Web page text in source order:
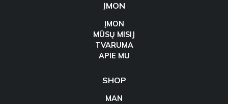
ĮMON
ĮMON
MŪSŲ MISIJ
TVARUMA
APIE MU
SHOP
MAN